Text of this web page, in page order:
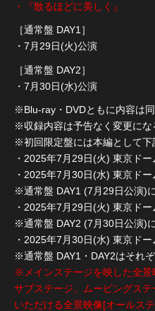
・『散るほどに美しく』
［通常盤 DAY1］
・7月29日(火)公演
［通常盤 DAY2］
・7月30日(水)公演
※Blu-ray・DVDともに内容は同
※収録内容は予告なく変更にな
※初回限定盤には本編として下
・2025年7月29日(火) 東京ド
・2025年7月30日(水) 東京ド
※通常盤 DAY1 (7月29日公演)
・2025年7月29日(火) 東京ド
※通常盤 DAY2 (7月30日公演)
・2025年7月30日(水) 東京ド
※通常盤 DAY1・DAY2はそれ
※メインステージを映した全景
サブステージ、ムービングス
いただける全景映像[オールス